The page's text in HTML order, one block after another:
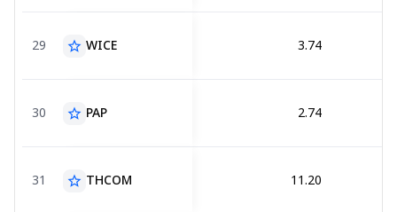
29 star_border WICE 3.74
30 star_border PAP 2.74
31 star_border THCOM 11.20